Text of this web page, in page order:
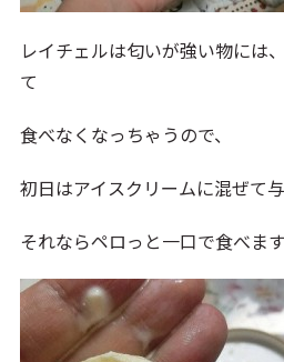
レイチェルは匂いが強い物には
て
食べなくなっちゃうので、
初日はアイスクリームに混ぜて与
それならペロっと一口で食べます